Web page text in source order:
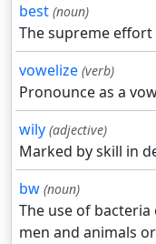
best (noun)
The supreme effort
vowelize (verb)
Pronounce as a
wily (adjective)
Marked by skill in
bw (noun)
The use of
men and animals